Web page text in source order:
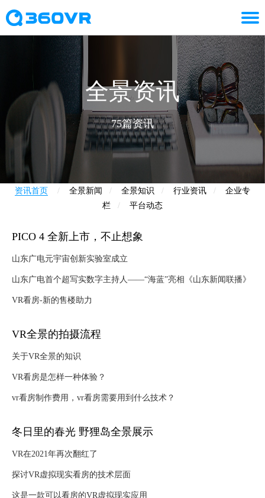
全景资讯
75篇资讯
资讯首页 / 全景新闻 / 全景知识 / 行业资讯 /
企业专
栏
/ 平台动态
PICO 4 全新上市，不止想象
山东广电元宇宙创新实验室成立
山东广电首个超写实数字主持人——“海蓝”亮相《山东新闻联播》
VR看房-新的售楼助力
VR全景的拍摄流程
关于VR全景的知识
VR看房是怎样一种体验？
vr看房制作费用，vr看房需要用到什么技术？
冬日里的春光 野狸岛全景展示
VR在2021年再次翻红了
探讨VR虚拟现实看房的技术层面
这是一款可以看房的VR虚拟现实应用